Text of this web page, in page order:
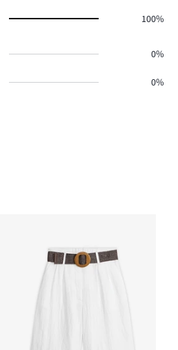
100%
0%
0%